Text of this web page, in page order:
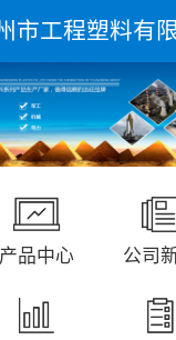
市工程塑料有
产品中心 公司
测演练...
旗仪式...